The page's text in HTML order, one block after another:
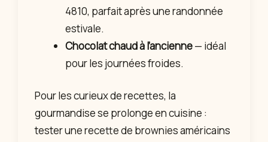
4810, parfait après une randonnée
estivale.
Chocolat chaud à l’ancienne— idéal
pour les journées froides.
Pour les curieux de recettes, la
gourmandise se prolonge en cuisine :
tester une recette de brownies américains